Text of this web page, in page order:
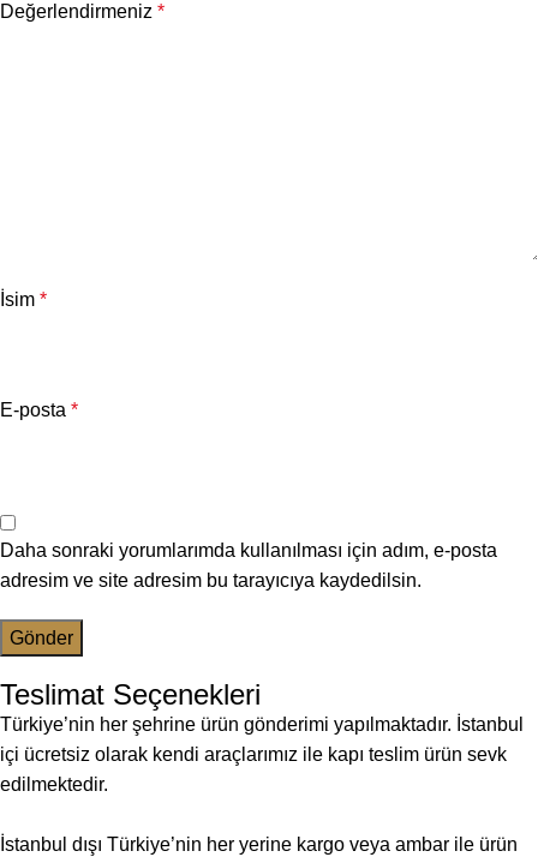
Değerlendirmeniz *
İsim *
E-posta *
Daha sonraki yorumlarımda kullanılması için adım, e-posta
adresim ve site adresim bu tarayıcıya kaydedilsin.
Teslimat Seçenekleri
Türkiye’nin her şehrine ürün gönderimi yapılmaktadır. İstanbul
içi ücretsiz olarak kendi araçlarımız ile kapı teslim ürün sevk
edilmektedir.
İstanbul dışı Türkiye’nin her yerine kargo veya ambar ile ürün